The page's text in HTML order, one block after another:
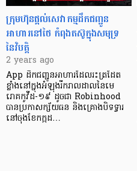
ក្រុមហ៊ុនផ្តល់សេវាកម្មដឹកជញ្ជូន
អាហារនៅថៃ កំពុងតស៊ូក្នុងសមុទ្រ
នៃវិបត្តិ
2 years ago
App ដឹកជញ្ជូនអាហារដែលរះត្រដែត
ខ្លាំងនៅក្នុងអំឡុងរីករាលដាលនៃមេ
រោគកូវីដ-១៩ ដូចជា Robinhood
បានប្រកាសក្ស័យធន និងគ្រោងបិទទ្វារ
នៅចុងខែកក្កដ…